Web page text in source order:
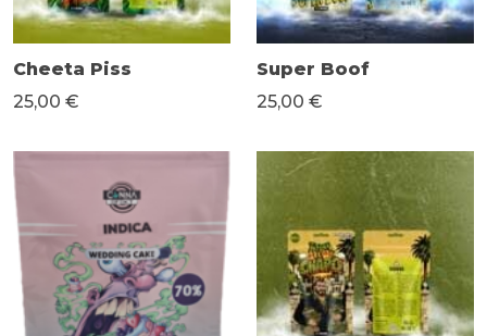
Cheeta Piss
25,00 €
Super Boof
25,00 €